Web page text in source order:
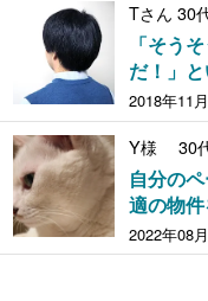
Tさん 30
「そう
だ！」
2018年11
Y様 30
自分の
適の物
2022年08